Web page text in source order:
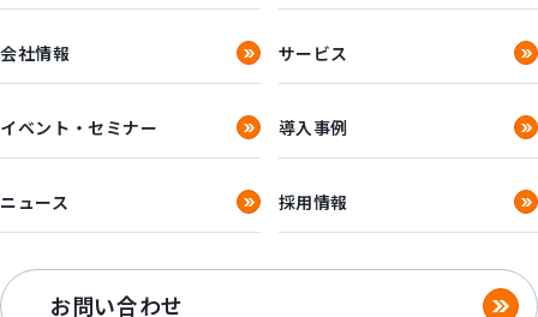
会社情報 サービス
イベント・セミナー 導入事例
ニュース 採用情報
お問い合わせ